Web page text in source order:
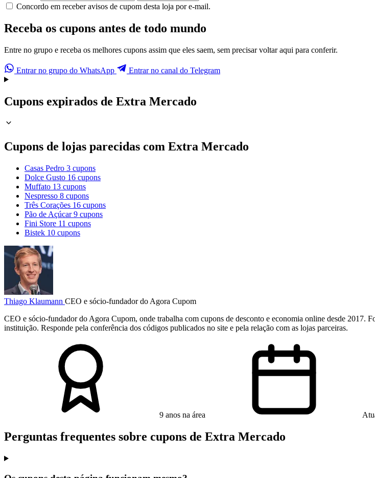
Concordo em receber avisos de cupom desta loja por e-mail.
Receba os cupons antes de todo mundo
Entre no grupo e receba os melhores cupons assim que eles saem, sem precisar voltar aqui para conferir.
Entrar no grupo do WhatsApp Entrar no canal do Telegram
Cupons expirados de Extra Mercado
Cupons de lojas parecidas com Extra Mercado
Casas Pedro 3 cupons
Dolce Gusto 16 cupons
Muffato 13 cupons
Nespresso 8 cupons
Três Corações 16 cupons
Pão de Açúcar 9 cupons
Fini Store 11 cupons
Bistek 10 cupons
Thiago Klaumann CEO e sócio-fundador do Agora Cupom
CEO e sócio-fundador do Agora Cupom, onde trabalha com cupons de desconto e economia online desde
instituição. Responde pela conferência dos códigos publicados no site e pela relação com as lojas parceiras.
9 anos na área
Perguntas frequentes sobre cupons de Extra Mercado